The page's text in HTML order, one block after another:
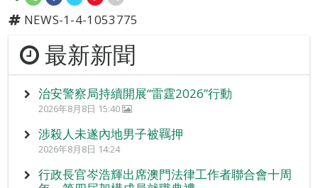
NEWS-1-4-1053775
最新新聞
治安警察局持續開展“雷霆2026”行動
2026年8月8日 15:40
涉殺人未遂內地男子被羈押
2026年8月8日 14:24
行政長官岑浩輝出席澳門法律工作者聯合會十周